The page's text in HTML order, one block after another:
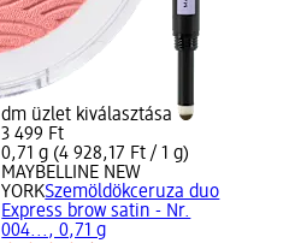
dm üzlet kiválasztása
3 499 Ft
0,71 g (4 928,17 Ft / 1 g)
MAYBELLINE NEW
YORKSzemöldökceruza duo
Express brow satin - Nr.
004..., 0,71 g